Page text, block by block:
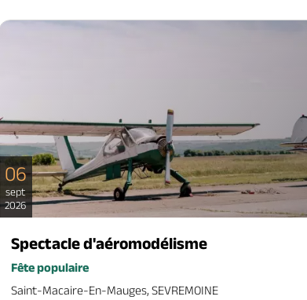
06
sept
2026
Spectacle d'aéromodélisme
Fête populaire
Saint-Macaire-En-Mauges, SEVREMOINE